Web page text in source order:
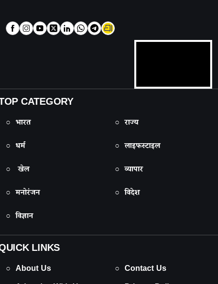
CATEGORY
○ भारत
○ राज्य
○ धर्म
○ लाइफस्टाइल
○ खेल
○ व्यापार
○ मनोरंजन
○ विदेश
○ विज्ञान
LINKS
○ About Us
○ Contact Us